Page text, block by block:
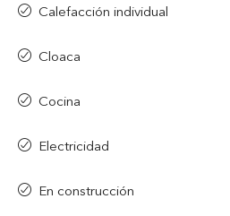
Calefacción individual
Cloaca
Cocina
Electricidad
En construcción